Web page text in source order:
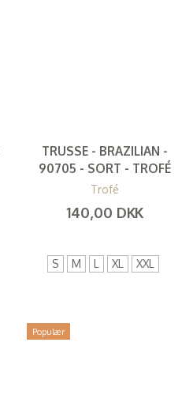
TRUSSE - BRAZILIAN -
90705 - SORT - TROFÉ
Trofé
140,00 DKK
S M L XL XXL
Populær